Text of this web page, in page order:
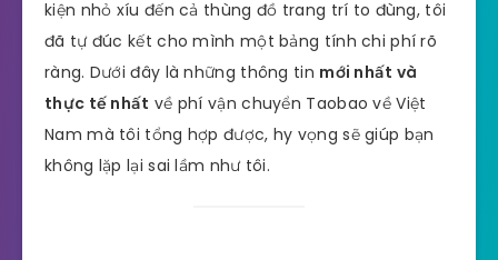
kiện nhỏ xíu đến cả thùng đồ trang trí to đùng, tôi
đã tự đúc kết cho mình một bảng tính chi phí rõ
ràng. Dưới đây là những thông tin mới nhất và
thực tế nhất về phí vận chuyển Taobao về Việt
Nam mà tôi tổng hợp được, hy vọng sẽ giúp bạn
không lặp lại sai lầm như tôi.